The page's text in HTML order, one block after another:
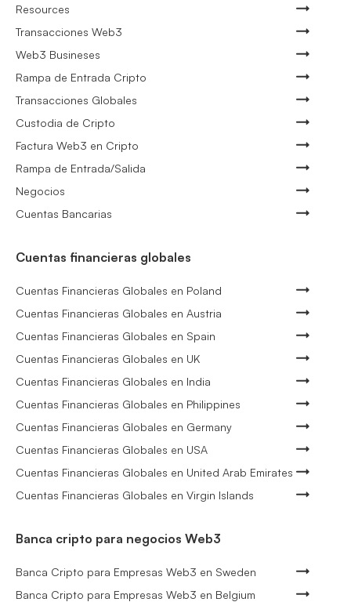
Resources
Transacciones Web3
Web3 Busineses
Rampa de Entrada Cripto
Transacciones Globales
Custodia de Cripto
Factura Web3 en Cripto
Rampa de Entrada/Salida
Negocios
Cuentas Bancarias
Cuentas financieras globales
Cuentas Financieras Globales en Poland
Cuentas Financieras Globales en Austria
Cuentas Financieras Globales en Spain
Cuentas Financieras Globales en UK
Cuentas Financieras Globales en India
Cuentas Financieras Globales en Philippines
Cuentas Financieras Globales en Germany
Cuentas Financieras Globales en USA
Cuentas Financieras Globales en United Arab Emirates
Cuentas Financieras Globales en Virgin Islands
Banca cripto para negocios Web3
Banca Cripto para Empresas Web3 en Sweden
Banca Cripto para Empresas Web3 en Belgium